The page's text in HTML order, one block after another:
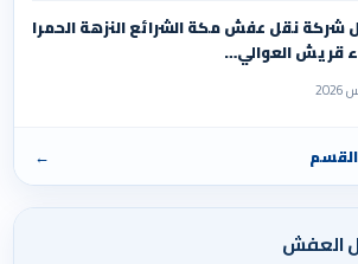
شركة نقل عفش مكة الشرائع النزهة الحمرا
قريش العوالي…
←
العفش